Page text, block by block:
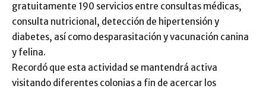
gratuitamente 190 servicios entre consultas médicas,
consulta nutricional, detección de hipertensión y
diabetes, así como desparasitación y vacunación canina
y felina.
Recordó que esta actividad se mantendrá activa
visitando diferentes colonias a fin de acercar los